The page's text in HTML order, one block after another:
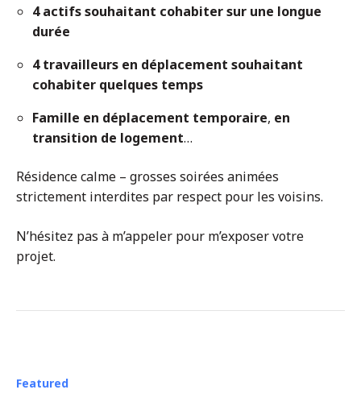
4 actifs souhaitant cohabiter sur une longue
durée
4 travailleurs en déplacement souhaitant
cohabiter quelques temps
Famille en déplacement temporaire, en
transition de logement…
Résidence calme – grosses soirées animées
strictement interdites par respect pour les voisins.
N’hésitez pas à m’appeler pour m’exposer votre
projet.
Featured